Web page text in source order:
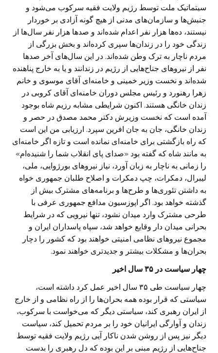
سیتماتیک ملت توسط رژیم ولایت فقیه سرکوب می‌شود و
جنبش‌ها و سازمان‌های مدنی از هیچ گونه آزادی بر خوردار
نیستند، ده‌ها هزار نفر اعدام شده‌اند و صد‌ها هزار نفر سال‌ها از
زندگی خود را در زندان‌ها سپری کرده‌اند و بخش بزرگی از
مردم ناچار به ترک وطن شده‌اند. در این سال‌های آخر صد‌ها
نفر از نیروهای جناح‌هایی از رژیم در زندانند و یا به خارج پناهنده
شده‌اند و نخست وزیر خمینی و خامنه‌ای آقای موسوی و خانم
زهرا رهنورد و رئیس مجلس دوران خامنه‌ای آقای کروبی در
زندان خانگی هستند. اکنون شرایطی مشابه رزیم شاه بوجود
آمده است که نخست وزیرش دکتر محمد مصدق در حصر و
زندان خانگی، جان به جان افرین سپرد. ارزیابی من این است
که راه بازگشتی برای خامنه‌ای نمانده است و تازه اگر خامنه‌ای
به مانند شاه که گفته بود «صدای پای انقلاب شما را شنیده‌ام»
را زمانی به ناچار به زبان آورد، نیاز نیروهای بورژوایی، ملی،
لیبرال، دمکرات، چپ دمکرات و اصلاح طلبان جمهوری خواه
به داشتن تئوری‌ها و طرح‌ها و برنامه‌های مشترک بیش از
گذشته خواهد بود. اگر اپوزسیون مدافع جمهوری عرفی با
طرحی مشترک وارد میدان نشود، تنها نیرویی که در شرایط
بحرانی میدان دار وقایع خواهد شد، سپاه پاسداران ایران و
مجموع نیروهای نظامی امنیتی خواهند بود که کشور را دچار
بحران‌ها و مشکلات بیشتر و جدیدتری خواهند نمود.
چهار سیاست در ۳۵ سال اخیر
چهار سیاست طی ۳۵ سال اخیر عمل کرد داشته است،
سیاستی که قرار بوده همه بحران‌ها را از راه نظامی و از خارج
از ایران رهبری کند، سیاستی دیگر که می‌خواست با سرکوب،
زندان و آوارگی ایرانیان خود را بر مردم تحمیل کند، سیاست
دیگر نیز پس از روشن شدن نا‌کار آیی رژیم ولایت فقیه توسط
جناح‌هایی از رژیم مبنی بر این بوده که دل رهبری را بدست